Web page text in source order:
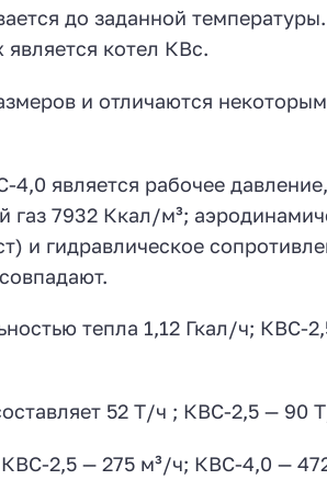
до заданной
котел КВс.
и отличаются
является рабочее
7932 Ккал/м³;
и гидравлическое
тепла 1,12 Гкал/ч; КВС-
52 Т/ч ; КВС-2,5 — 90
2,5 — 275 м³/ч; КВС-4,0 —